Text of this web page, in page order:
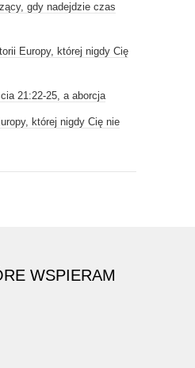
gdy nadejdzie czas
Europy, której nigdy Cię
21:22-25, a aborcja
której nigdy Cię nie
WSPIERAM